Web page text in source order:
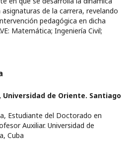
de la carrera, revelando
pedagógica en dicha
Matemática; Ingeniería Civil;
Universidad de Oriente. Santiago
Estudiante del Doctorado en
Auxiliar. Universidad de
Cuba